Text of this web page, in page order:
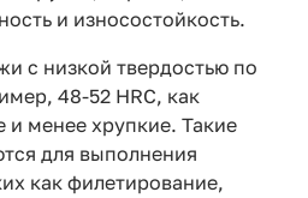
и износостойкость.
с низкой твердостью по
48-52 HRC, как
и менее хрупкие. Такие
для выполнения
как филетирование,